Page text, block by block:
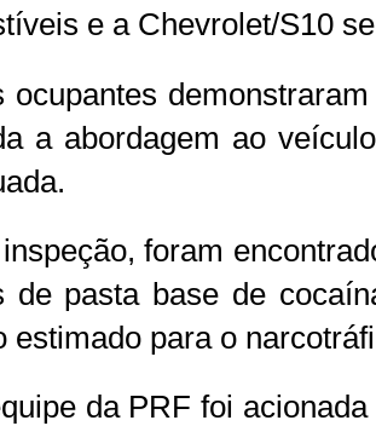
e a Chevrolet/S10
ocupantes
a abordagem ao
foram
de pasta base de
estimado para o
da PRF foi